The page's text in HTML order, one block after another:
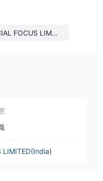
FOCUS LIMIT
LIMITED(India)